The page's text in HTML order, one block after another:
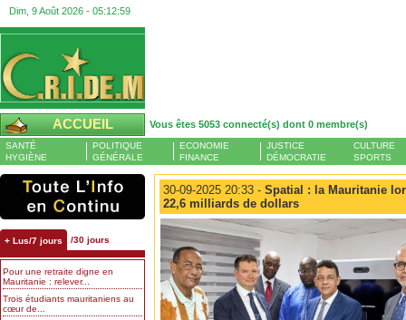
Dim, 9 Août 2026 - 05:12:59
ACCUEIL Vous êtes 5053 connecté(s) dont 0 membre(s)
SANTÉ
HYGIÈNE
POLITIQUE
GÉNÉRALE
ECONOMIE
FINANCE
JUSTICE
DÉMOCRATIE
CULTURE
SPORTS
+ Lus/7 jours /30 jours
Pour une retraite digne en
Mauritanie : relever...
Trois étudiants mauritaniens au
cœur de...
30-09-2025 20:33 - Spatial : la Mauritanie
22,6 milliards de dollars